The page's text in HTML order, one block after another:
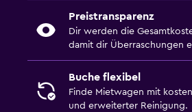
Preistransparenz
Dir werden die
damit dir Überraschungen
Buche flexibel
Finde Mietwagen mit
und erweiterter Reinigung.